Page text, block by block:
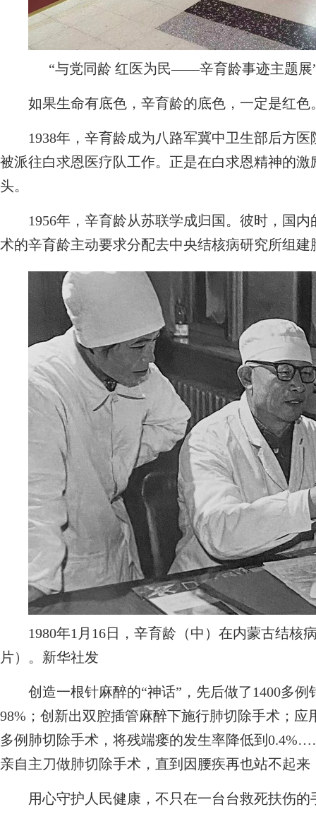
“与党同龄 红医为民——辛育龄事迹主题展
如果生命有底色，辛育龄的底色，一定是红色
1938年，辛育龄成为八路军冀中卫生部后方医
被派往白求恩医疗队工作。正是在白求恩精神的
头。
1956年，辛育龄从苏联学成归国。彼时，国内
术的辛育龄主动要求分配去中央结核病研究所组建
1980年1月16日，辛育龄（中）在内蒙古结核
片）。新华社发
创造一根针麻醉的“神话”，先后做了1400多例
98%；创新出双腔插管麻醉下施行肺切除手术；应
多例肺切除手术，将残端瘘的发生率降低到
亲自主刀做肺切除手术，直到因腰疾再也站不起
用心守护人民健康，不只在一台台救死扶伤的